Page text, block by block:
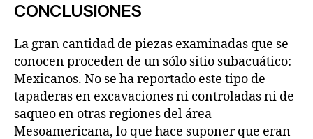
CONCLUSIONES
La gran cantidad de piezas examinadas que se
conocen proceden de un sólo sitio subacuático:
Mexicanos. No se ha reportado este tipo de
tapaderas en excavaciones ni controladas ni de
saqueo en otras regiones del área
Mesoamericana, lo que hace suponer que eran